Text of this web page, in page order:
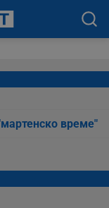
време"